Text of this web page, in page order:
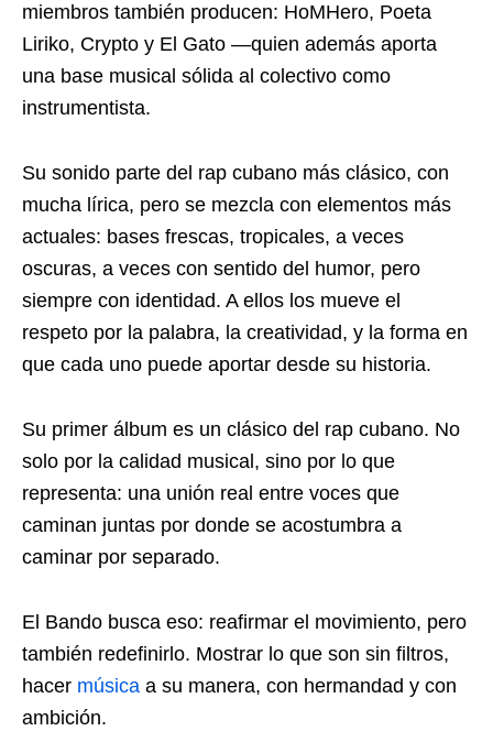
miembros también producen: HoMHero, Poeta
Liriko, Crypto y El Gato —quien además aporta
una base musical sólida al colectivo como
instrumentista.
Su sonido parte del rap cubano más clásico, con
mucha lírica, pero se mezcla con elementos más
actuales: bases frescas, tropicales, a veces
oscuras, a veces con sentido del humor, pero
siempre con identidad. A ellos los mueve el
respeto por la palabra, la creatividad, y la forma en
que cada uno puede aportar desde su historia.
Su primer álbum es un clásico del rap cubano. No
solo por la calidad musical, sino por lo que
representa: una unión real entre voces que
caminan juntas por donde se acostumbra a
caminar por separado.
El Bando busca eso: reafirmar el movimiento, pero
también redefinirlo. Mostrar lo que son sin filtros,
hacer música a su manera, con hermandad y con
ambición.